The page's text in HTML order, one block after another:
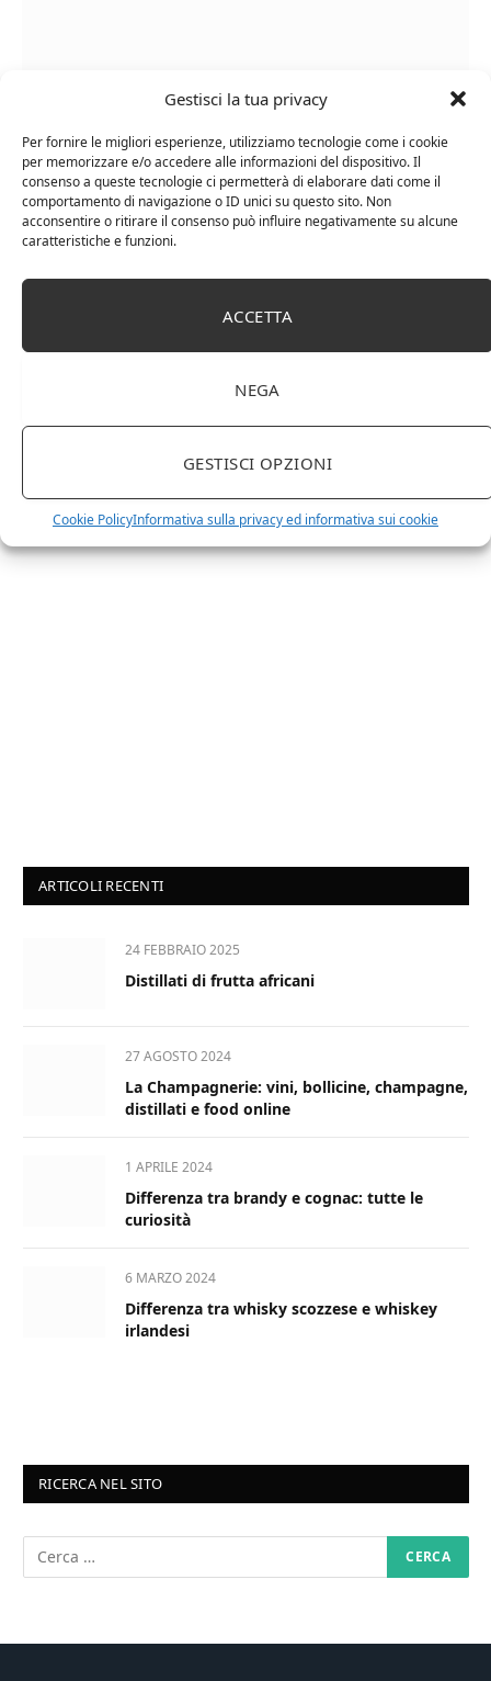
Gestisci la tua privacy
Per fornire le migliori esperienze, utilizziamo tecnologie come i cookie
per memorizzare e/o accedere alle informazioni del dispositivo. Il
consenso a queste tecnologie ci permetterà di elaborare dati come il
comportamento di navigazione o ID unici su questo sito. Non
acconsentire o ritirare il consenso può influire negativamente su alcune
caratteristiche e funzioni.
ACCETTA
NEGA
GESTISCI OPZIONI
Cookie PolicyInformativa sulla privacy ed informativa sui cookie
Le Casematte – Faro (box 6 x 0,75l) Mr. Vino Rosso
PUBBLICITÀ
Ti occupi della produzione e vendita di vini, spumanti,
Hai un negozio specializzato nella vendita di questi
Non hai un sito web o vuoi un restyling del tuo sito
esistente?
sarai ricontattato al più presto.
ARTICOLI RECENTI
24 FEBBRAIO 2025
Distillati di frutta africani
27 AGOSTO 2024
La Champagnerie: vini, bollicine, champagne,
distillati e food online
1 APRILE 2024
Differenza tra brandy e cognac: tutte le
curiosità
6 MARZO 2024
Differenza tra whisky scozzese e whiskey
irlandesi
RICERCA NEL SITO